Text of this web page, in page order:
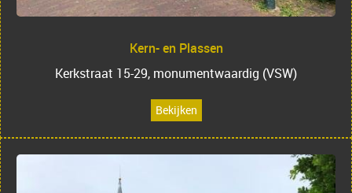
Kern- en Plassen
Kerkstraat 15-29, monumentwaardig (VSW)
Bekijken